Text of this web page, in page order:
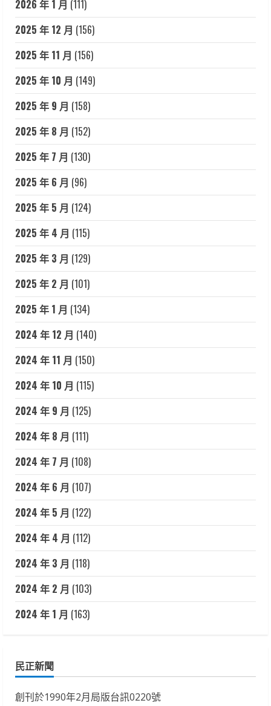
2026 年 1 月 (111)
2025 年 12 月 (156)
2025 年 11 月 (156)
2025 年 10 月 (149)
2025 年 9 月 (158)
2025 年 8 月 (152)
2025 年 7 月 (130)
2025 年 6 月 (96)
2025 年 5 月 (124)
2025 年 4 月 (115)
2025 年 3 月 (129)
2025 年 2 月 (101)
2025 年 1 月 (134)
2024 年 12 月 (140)
2024 年 11 月 (150)
2024 年 10 月 (115)
2024 年 9 月 (125)
2024 年 8 月 (111)
2024 年 7 月 (108)
2024 年 6 月 (107)
2024 年 5 月 (122)
2024 年 4 月 (112)
2024 年 3 月 (118)
2024 年 2 月 (103)
2024 年 1 月 (163)
民正新聞
創刊於1990年2月局版台訊0220號